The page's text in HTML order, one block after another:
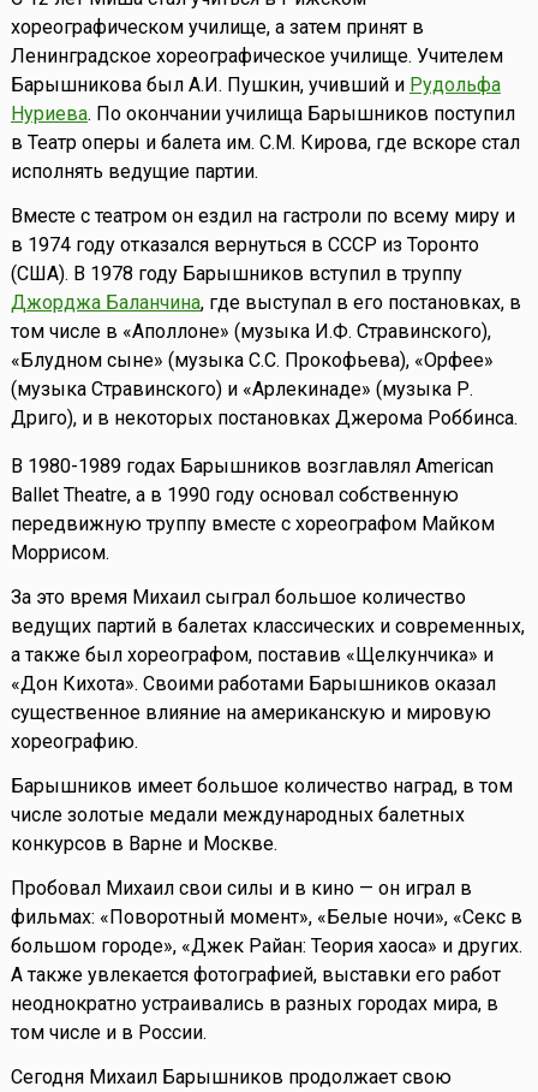
хореографическом училище, а затем принят в
Ленинградское хореографическое училище. Учителем
Барышникова был А.И. Пушкин, учивший и Рудольфа
Нуриева. По окончании училища Барышников поступил
в Театр оперы и балета им. С.М. Кирова, где вскоре стал
исполнять ведущие партии.
Вместе с театром он ездил на гастроли по всему миру и
в 1974 году отказался вернуться в СССР из Торонто
(США). В 1978 году Барышников вступил в труппу
Джорджа Баланчина, где выступал в его постановках, в
том числе в «Аполлоне» (музыка И.Ф. Стравинского),
«Блудном сыне» (музыка С.С. Прокофьева), «Орфее»
(музыка Стравинского) и «Арлекинаде» (музыка Р.
Дриго), и в некоторых постановках Джерома Роббинса.
В 1980-1989 годах Барышников возглавлял American
Ballet Theatre, а в 1990 году основал собственную
передвижную труппу вместе с хореографом Майком
Моррисом.
За это время Михаил сыграл большое количество
ведущих партий в балетах классических и современных,
а также был хореографом, поставив «Щелкунчика» и
«Дон Кихота». Своими работами Барышников оказал
существенное влияние на американскую и мировую
хореографию.
Барышников имеет большое количество наград, в том
числе золотые медали международных балетных
конкурсов в Варне и Москве.
Пробовал Михаил свои силы и в кино — он играл в
фильмах: «Поворотный момент», «Белые ночи», «Секс в
большом городе», «Джек Райан: Теория хаоса» и других.
А также увлекается фотографией, выставки его работ
неоднократно устраивались в разных городах мира, в
том числе и в России.
Сегодня Михаил Барышников продолжает свою